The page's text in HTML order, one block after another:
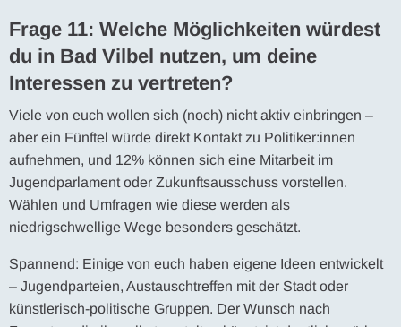
Frage 11: Welche Möglichkeiten würdest
du in Bad Vilbel nutzen, um deine
Interessen zu vertreten?
Viele von euch wollen sich (noch) nicht aktiv einbringen –
aber ein Fünftel würde direkt Kontakt zu Politiker:innen
aufnehmen, und 12% können sich eine Mitarbeit im
Jugendparlament oder Zukunftsausschuss vorstellen.
Wählen und Umfragen wie diese werden als
niedrigschwellige Wege besonders geschätzt.
Spannend: Einige von euch haben eigene Ideen entwickelt
– Jugendparteien, Austauschtreffen mit der Stadt oder
künstlerisch-politische Gruppen. Der Wunsch nach